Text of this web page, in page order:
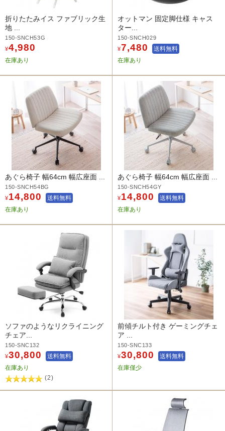
折りたたみイス ファブリック生
地 ...
150-SNCH53G
¥4,980
在庫あり
オットマン 固定脚仕様 キャス
ター...
150-SNCH029
¥7,480
送料無料
在庫あり
あぐら椅子 幅64cm 幅広座面 ...
150-SNCH54BG
¥14,800
送料無料
在庫あり
あぐら椅子 幅64cm 幅広座面 ...
150-SNCH54GY
¥14,800
送料無料
在庫あり
ソファのようなリクライニング
チェア...
150-SNC132
¥30,800
送料無料
在庫あり
(2)
前傾チルト付き ゲーミングチェ
ア ...
150-SNC133
¥30,800
送料無料
在庫僅少